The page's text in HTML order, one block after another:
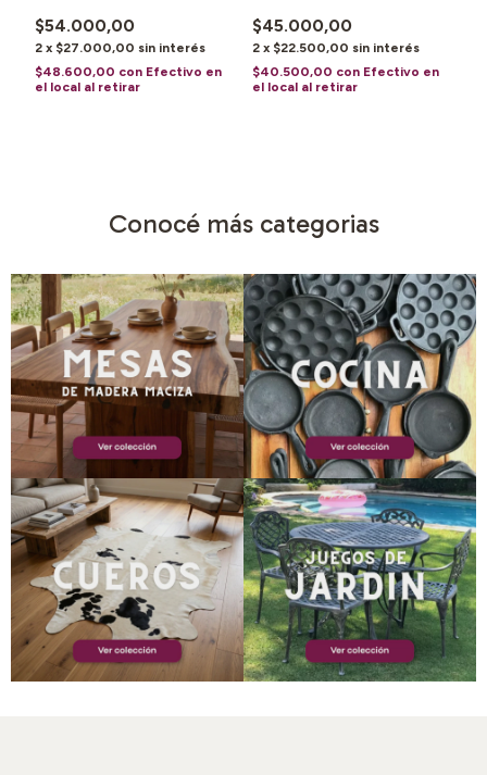
$54.000,00
2 x $27.000,00 sin interés
$48.600,00 con Efectivo en
el local al retirar
$45.000,00
2 x $22.500,00 sin interés
$40.500,00 con Efectivo en
el local al retirar
Conocé más categorias